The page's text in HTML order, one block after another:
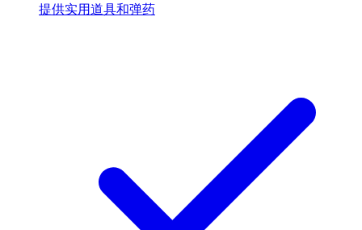
提供实用道具和弹药